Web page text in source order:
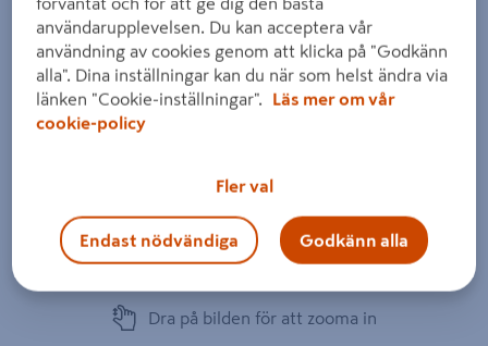
Dra på bilden för att zooma in
användarupplevelsen. Du kan acceptera vår
användning av cookies genom att klicka på "Godkänn
alla". Dina inställningar kan du när som helst ändra via
länken "Cookie-inställningar".
Läs mer om vår
cookie-policy
Fler val
Endast nödvändiga Godkänn alla